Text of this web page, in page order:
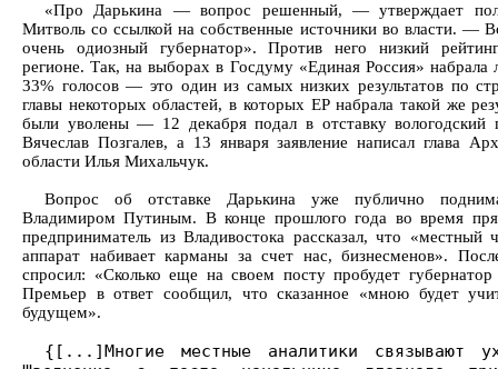
«Про Дарькина — вопрос решенный, — утверждает
Митволь со ссылкой на собственные источники во власти. —
очень одиозный губернатор». Против него низкий
регионе. Так, на выборах в Госдуму «Единая Россия» набрала
33% голосов — это один из самых низких результатов по
главы некоторых областей, в которых ЕР набрала такой же
были уволены — 12 декабря подал в отставку вологодский
Вячеслав Позгалев, а 13 января заявление написал глава
области Илья Михальчук.
Вопрос об отставке Дарькина уже публично
Владимиром Путиным. В конце прошлого года во время
предприниматель из Владивостока рассказал, что «местный
аппарат набивает карманы за счет нас, бизнесменов».
спросил: «Сколько еще на своем посту пробудет губернатор
Премьер в ответ сообщил, что сказанное «мною будет
будущем».
{[...]Многие местные аналитики связывают